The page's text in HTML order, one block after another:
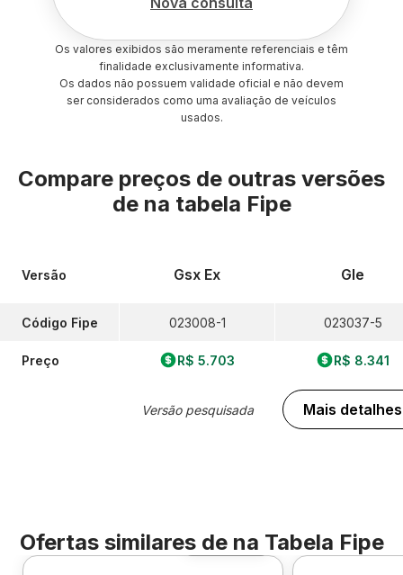
Os valores exibidos são meramente referenciais e têm
finalidade exclusivamente informativa.
Os dados não possuem validade oficial e não devem
ser considerados como uma avaliação de veículos
usados.
Compare preços de outras versões
de na tabela Fipe
Versão
Código Fipe
Preço
Gsx Ex
023008-1
R$ 5.703
Versão pesquisada
Gle
023037-5
R$ 8.341
Mais detalhes
Ofertas similares de na Tabela Fipe
Foto 360º